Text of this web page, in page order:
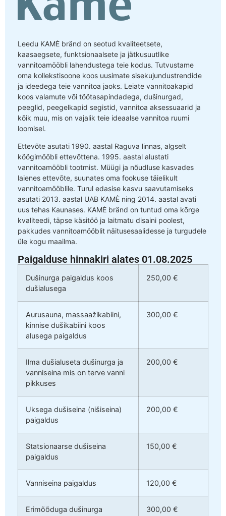
Leedu KAMĖ bränd on seotud kvaliteetsete,
kaasaegsete, funktsionaalsete ja jätkusuutlike
vannitoamööbli lahendustega teie kodus. Tutvustame
oma kollekstisoone koos uusimate sisekujundustrendide
ja ideedega teie vannitoa jaoks. Leiate vannitoakapid
koos valamute või töötasapindadega, dušinurgad,
peeglid, peegelkapid segistid, vannitoa aksessuaarid ja
kõik muu, mis on vajalik teie ideaalse vannitoa ruumi
loomisel.
Ettevõte asutati 1990. aastal Raguva linnas, algselt
köögimööbli ettevõttena. 1995. aastal alustati
vannitoamööbli tootmist. Müügi ja nõudluse kasvades
laienes ettevõte, suunates oma fookuse täielikult
vannitoamööblile. Turul edasise kasvu saavutamiseks
asutati 2013. aastal UAB KAMĖ ning 2014. aastal avati
uus tehas Kaunases. KAMĖ bränd on tuntud oma kõrge
kvaliteedi, täpse käsitöö ja laitmatu disaini poolest,
pakkudes vannitoamööblit näitusesaalidesse ja turgudele
üle kogu maailma.
Paigalduse hinnakiri alates 01.08.2025
Dušinurga paigaldus koos
dušialusega
250,00 €
Aurusauna, massaažikabiini,
kinnise dušikabiini koos
alusega paigaldus
300,00 €
Ilma dušialuseta dušinurga ja
vanniseina mis on terve vanni
pikkuses
200,00 €
Uksega dušiseina (nišiseina)
paigaldus
200,00 €
Statsionaarse dušiseina
paigaldus
150,00 €
Vanniseina paigaldus 120,00 €
Erimõõduga dušinurga
300,00 €